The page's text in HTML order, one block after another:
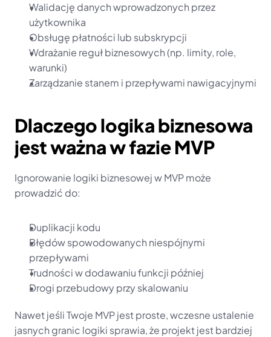
Walidację danych wprowadzonych przez
użytkownika
Obsługę płatności lub subskrypcji
Wdrażanie reguł biznesowych (np. limity, role,
warunki)
Zarządzanie stanem i przepływami nawigacyjnymi
Dlaczego logika biznesowa
jest ważna w fazie MVP
Ignorowanie logiki biznesowej w MVP może
prowadzić do:
Duplikacji kodu
Błędów spowodowanych niespójnymi
przepływami
Trudności w dodawaniu funkcji później
Drogi przebudowy przy skalowaniu
Nawet jeśli Twoje MVP jest proste, wczesne ustalenie
jasnych granic logiki sprawia, że projekt jest bardziej